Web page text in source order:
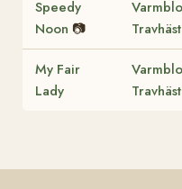
Speedy
Noon 📷
Travhäst
My Fair
Lady
Travhäst